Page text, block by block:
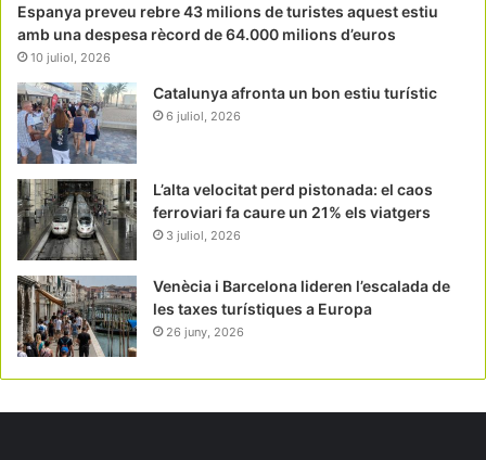
Espanya preveu rebre 43 milions de turistes aquest estiu
amb una despesa rècord de 64.000 milions d’euros
10 juliol, 2026
Catalunya afronta un bon estiu turístic
6 juliol, 2026
L’alta velocitat perd pistonada: el caos
ferroviari fa caure un 21% els viatgers
3 juliol, 2026
Venècia i Barcelona lideren l’escalada de
les taxes turístiques a Europa
26 juny, 2026